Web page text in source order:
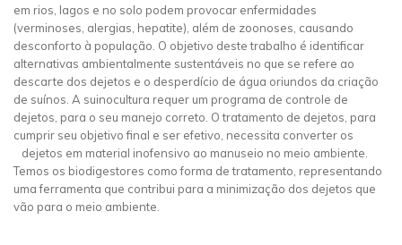
em rios, lagos e no solo podem provocar enfermidades
(verminoses, alergias, hepatite), além de zoonoses, causando
desconforto à população. O objetivo deste trabalho é identificar
alternativas ambientalmente sustentáveis no que se refere ao
descarte dos dejetos e o desperdício de água oriundos da criação
de suínos. A suinocultura requer um programa de controle de
dejetos, para o seu manejo correto. O tratamento de dejetos, para
cumprir seu objetivo final e ser efetivo, necessita converter os
dejetos em material inofensivo ao manuseio no meio ambiente.
Temos os biodigestores como forma de tratamento, representando
uma ferramenta que contribui para a minimização dos dejetos que
vão para o meio ambiente.